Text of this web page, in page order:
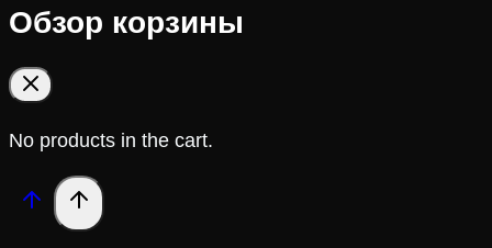
Обзор корзины
No products in the cart.